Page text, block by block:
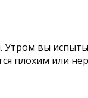
вы
плохим или